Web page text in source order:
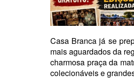
Casa Branca já se
mais aguardados da
charmosa praça da
colecionáveis e